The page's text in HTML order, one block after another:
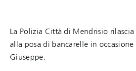
La Polizia Città di Mendrisio
alla posa di bancarelle in occasione
Giuseppe.